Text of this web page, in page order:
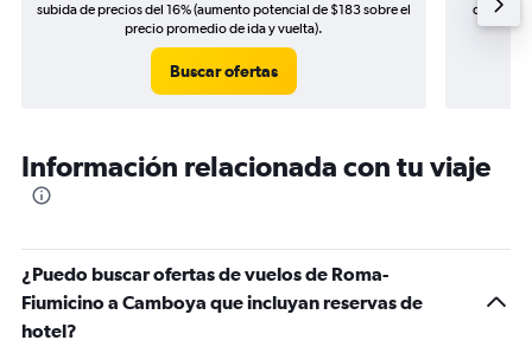
subida de precios del 16% (aumento potencial de $183 sobre el
precio promedio de ida y vuelta).
Buscar ofertas
de
Información relacionada con tu viaje
¿Puedo buscar ofertas de vuelos de Roma-
Fiumicino a Camboya que incluyan reservas de
hotel?